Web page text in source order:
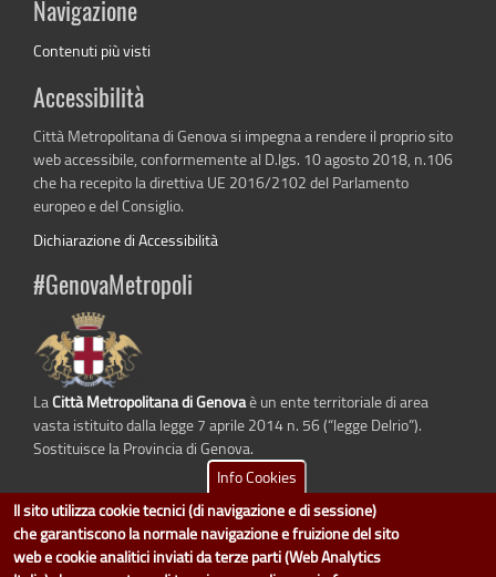
Navigazione
Contenuti più visti
Accessibilità
Città Metropolitana di Genova si impegna a rendere il proprio sito
web accessibile, conformemente al D.lgs. 10 agosto 2018, n.106
che ha recepito la direttiva UE 2016/2102 del Parlamento
europeo e del Consiglio.
Dichiarazione di Accessibilità
#GenovaMetropoli
LaCittà Metropolitana di Genovaè un ente territoriale di area
vasta istituito dalla legge 7 aprile 2014 n. 56 (“legge Delrio”).
Sostituisce la Provincia di Genova.
dati.cittametropolitana.genova.itè il progetto "Open Data" della
Metropolitana di Genova.
Info Cookies
Il sito utilizza cookie tecnici (di navigazione e di sessione)
che garantiscono la normale navigazione e fruizione del sito
web e cookie analitici inviati da terze parti (Web Analytics